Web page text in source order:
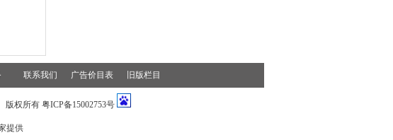
联系我们 广告价目表 旧版栏目
权所有 粤ICP备15002753号
提供